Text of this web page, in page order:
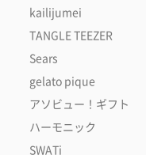
kailijumei
TANGLE TEEZER
Sears
gelato pique
アソビュー！ギフト
ハーモニック
SWATi